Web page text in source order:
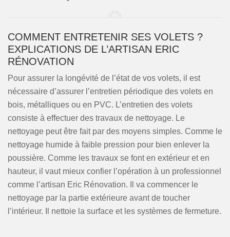
COMMENT ENTRETENIR SES VOLETS ?
EXPLICATIONS DE L’ARTISAN ERIC
RÉNOVATION
Pour assurer la longévité de l’état de vos volets, il est
nécessaire d’assurer l’entretien périodique des volets en
bois, métalliques ou en PVC. L’entretien des volets
consiste à effectuer des travaux de nettoyage. Le
nettoyage peut être fait par des moyens simples. Comme le
nettoyage humide à faible pression pour bien enlever la
poussière. Comme les travaux se font en extérieur et en
hauteur, il vaut mieux confier l’opération à un professionnel
comme l’artisan Eric Rénovation. Il va commencer le
nettoyage par la partie extérieure avant de toucher
l’intérieur. Il nettoie la surface et les systèmes de fermeture.